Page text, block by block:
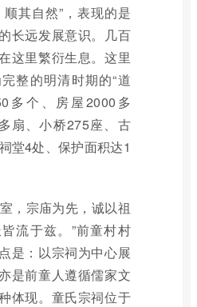
其自然”，表现的是
长远发展意识。几百
这里繁衍生息。这里
整的明清时期的“道
多个、房屋2000多
扇、小桥275座、古
堂4处、保护面积达1
，宗庙为先，诚以祖
流于兹。”前童村村
是：以宗祠为中心展
是前童人遵循儒家文
体现。童氏宗祠位于